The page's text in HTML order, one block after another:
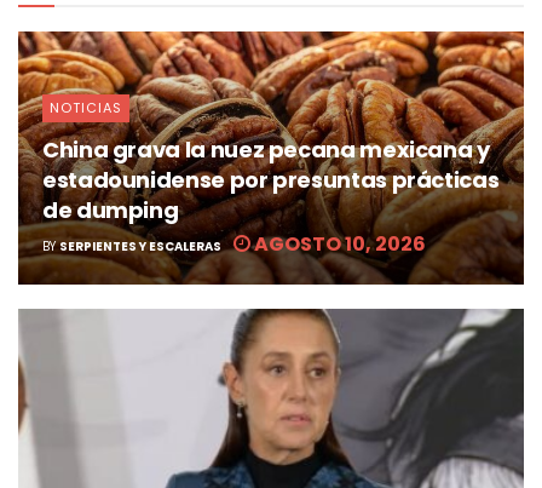
NOTICIAS
China grava la nuez pecana mexicana y
estadounidense por presuntas prácticas
de dumping
BY SERPIENTES Y ESCALERAS AGOSTO 10, 2026